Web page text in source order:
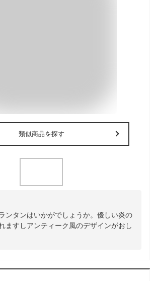
類似商品を探す
ンタンはいかがでしょうか。優しい炎の
ますしアンティーク風のデザインがおし